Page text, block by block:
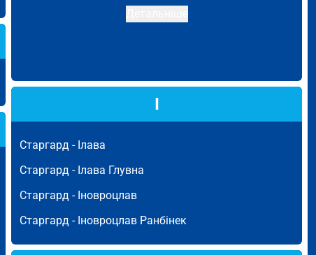
І
Старгард - Ілава
Старгард - Ілава Глувна
Старгард - Іновроцлав
Старгард - Іновроцлав Ранбінек